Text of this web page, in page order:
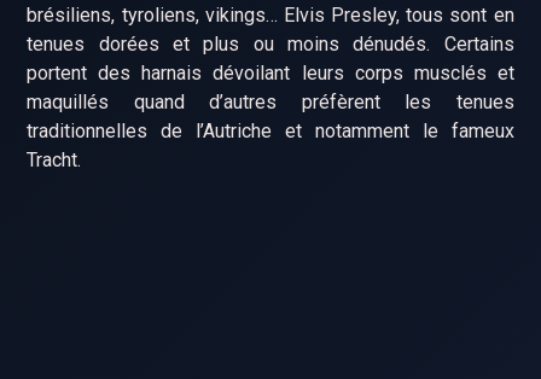
brésiliens, tyroliens, vikings… Elvis Presley, tous sont en
tenues dorées et plus ou moins dénudés. Certains
portent des harnais dévoilant leurs corps musclés et
maquillés quand d’autres préfèrent les tenues
traditionnelles de l’Autriche et notamment le fameux
Tracht.